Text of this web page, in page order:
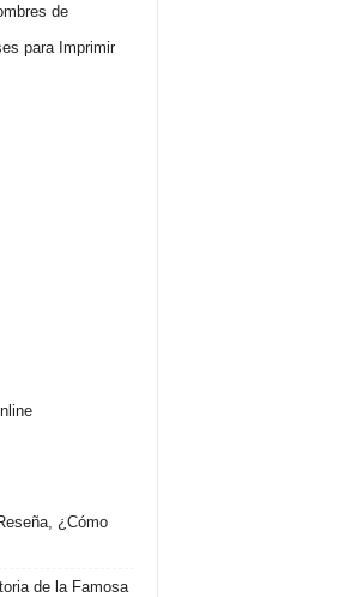
de
para Imprimir
¿Cómo
de la Famosa